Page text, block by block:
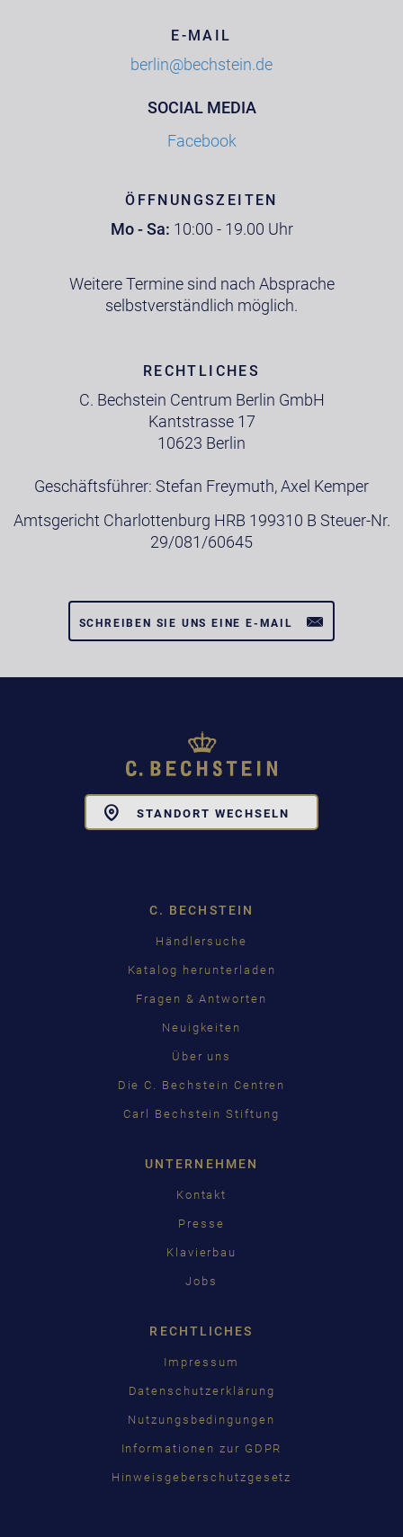
E-MAIL
berlin@bechstein.de
SOCIAL MEDIA
Facebook
ÖFFNUNGSZEITEN
Mo - Sa: 10:00 - 19.00 Uhr
Weitere Termine sind nach Absprache
selbstverständlich möglich.
RECHTLICHES
C. Bechstein Centrum Berlin GmbH
Kantstrasse 17
10623 Berlin
Geschäftsführer: Stefan Freymuth, Axel Kemper
Amtsgericht Charlottenburg HRB 199310 B Steuer-Nr.
29/081/60645
SCHREIBEN SIE UNS EINE E-MAIL
STANDORT WECHSELN
C. BECHSTEIN
Händlersuche
Katalog herunterladen
Fragen & Antworten
Neuigkeiten
Über uns
Die C. Bechstein Centren
Carl Bechstein Stiftung
UNTERNEHMEN
Kontakt
Presse
Klavierbau
Jobs
RECHTLICHES
Impressum
Datenschutzerklärung
Nutzungsbedingungen
Informationen zur GDPR
Hinweisgeberschutzgesetz